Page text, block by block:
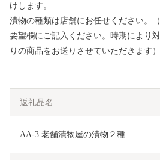
けします。
漬物の種類は店舗にお任せください。
要望欄にご記入ください。時期により
りの商品をお送りさせていただきます）
返礼品名
AA-3 老舗漬物屋の漬物２種